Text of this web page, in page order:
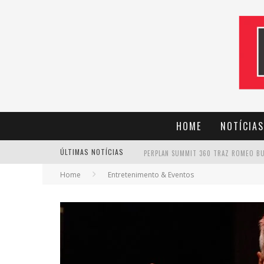
HOME NOTÍCIAS
ÚLTIMAS NOTÍCIAS
CANTOR EVANDRO JR. NA
Home Entretenimento & Eventos